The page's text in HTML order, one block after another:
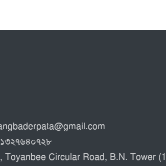
Toyanbee Circular Road, B.N. Tower